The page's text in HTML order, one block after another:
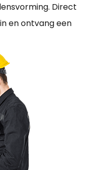
Direct
en ontvang een